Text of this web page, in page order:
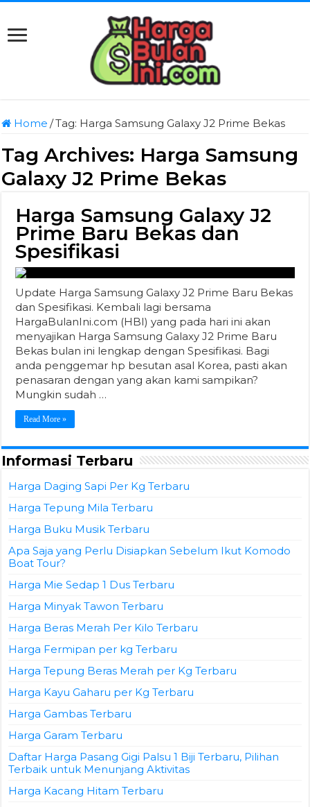
Home /Tag: Harga Samsung Galaxy J2 Prime Bekas
Tag Archives: Harga Samsung
Galaxy J2 Prime Bekas
Harga Samsung Galaxy J2
Prime Baru Bekas dan
Spesifikasi
Update Harga Samsung Galaxy J2 Prime Baru Bekas
dan Spesifikasi. Kembali lagi bersama
HargaBulanIni.com (HBI) yang pada hari ini akan
menyajikan Harga Samsung Galaxy J2 Prime Baru
Bekas bulan ini lengkap dengan Spesifikasi. Bagi
anda penggemar hp besutan asal Korea, pasti akan
penasaran dengan yang akan kami sampikan?
Mungkin sudah …
Read More »
Informasi Terbaru
Harga Daging Sapi Per Kg Terbaru
Harga Tepung Mila Terbaru
Harga Buku Musik Terbaru
Apa Saja yang Perlu Disiapkan Sebelum Ikut Komodo
Boat Tour?
Harga Mie Sedap 1 Dus Terbaru
Harga Minyak Tawon Terbaru
Harga Beras Merah Per Kilo Terbaru
Harga Fermipan per kg Terbaru
Harga Tepung Beras Merah per Kg Terbaru
Harga Kayu Gaharu per Kg Terbaru
Harga Gambas Terbaru
Harga Garam Terbaru
Daftar Harga Pasang Gigi Palsu 1 Biji Terbaru, Pilihan
Terbaik untuk Menunjang Aktivitas
Harga Kacang Hitam Terbaru